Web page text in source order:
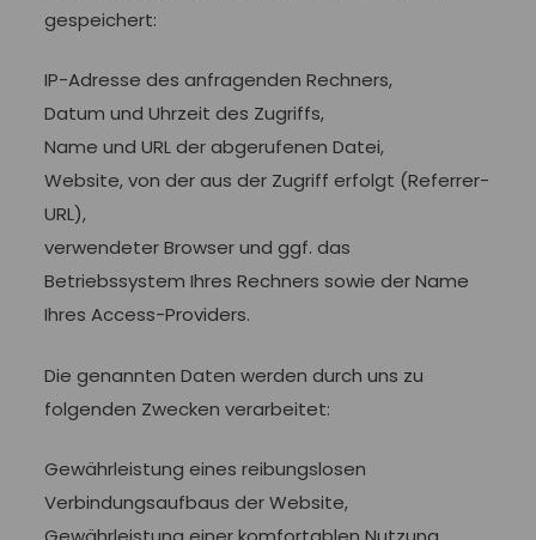
gespeichert:
IP-Adresse des anfragenden Rechners,
Datum und Uhrzeit des Zugriffs,
Name und URL der abgerufenen Datei,
Website, von der aus der Zugriff erfolgt (Referrer-
URL),
verwendeter Browser und ggf. das
Betriebssystem Ihres Rechners sowie der Name
Ihres Access-Providers.
Die genannten Daten werden durch uns zu
folgenden Zwecken verarbeitet:
Gewährleistung eines reibungslosen
Verbindungsaufbaus der Website,